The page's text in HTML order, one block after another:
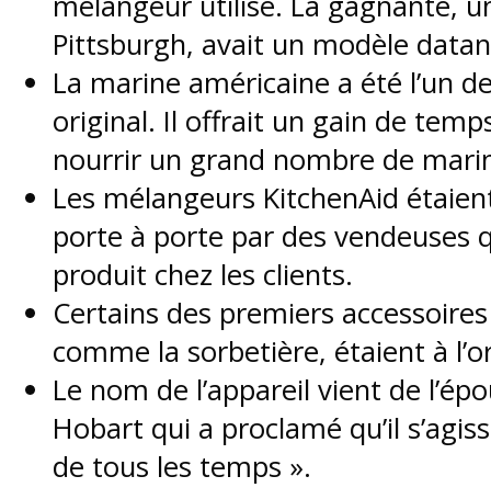
Pittsburgh, avait un modèle
La marine américaine a été l’un
original. Il offrait un gain de
nourrir un grand nombre de
Les mélangeurs KitchenAid
porte à porte par des
produit chez les clients.
Certains des premiers
comme la sorbetière, étaient à
Le nom de l’appareil vient de
Hobart qui a proclamé qu’il
de tous les temps ».